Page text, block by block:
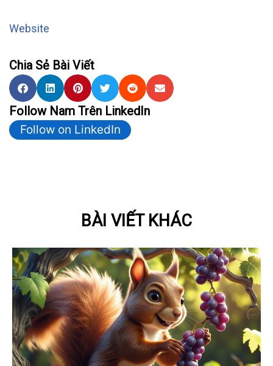
Website
Chia Sẻ Bài Viết
Follow Nam Trên LinkedIn
Follow on LinkedIn
BÀI VIẾT KHÁC